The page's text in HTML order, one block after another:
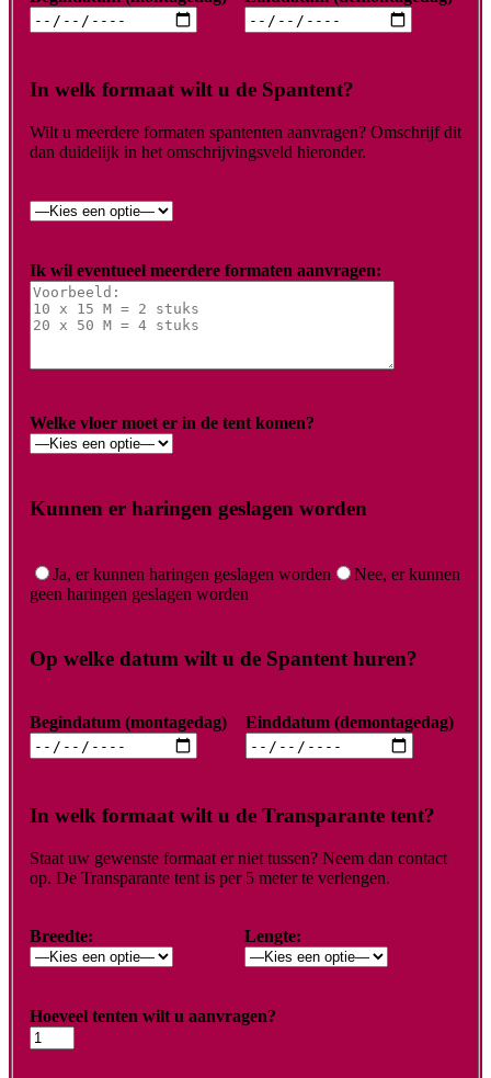
In welk formaat wilt u de Spantent?
Wilt u meerdere formaten spantenten aanvragen? Omschrijf dit
dan duidelijk in het omschrijvingsveld hieronder.
Ik wil eventueel meerdere formaten aanvragen:
Welke vloer moet er in de tent komen?
Kunnen er haringen geslagen worden
Ja, er kunnen haringen geslagen worden
Nee, er kunnen
geen haringen geslagen worden
Op welke datum wilt u de Spantent huren?
Begindatum (montagedag) Einddatum (demontagedag)
In welk formaat wilt u de Transparante tent?
Staat uw gewenste formaat er niet tussen? Neem dan contact
op. De Transparante tent is per 5 meter te verlengen.
Breedte: Lengte:
Hoeveel tenten wilt u aanvragen?